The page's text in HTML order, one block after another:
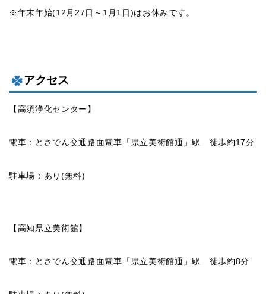
※年末年始(12月27日～1月1日)はお休みです。
アクセス
【高須浄化センター】
電車：とさでん交通路面電車「県立美術館通」駅 徒歩約17分
駐車場：あり(無料)
【高知県立美術館】
電車：とさでん交通路面電車「県立美術館通」駅 徒歩約8分